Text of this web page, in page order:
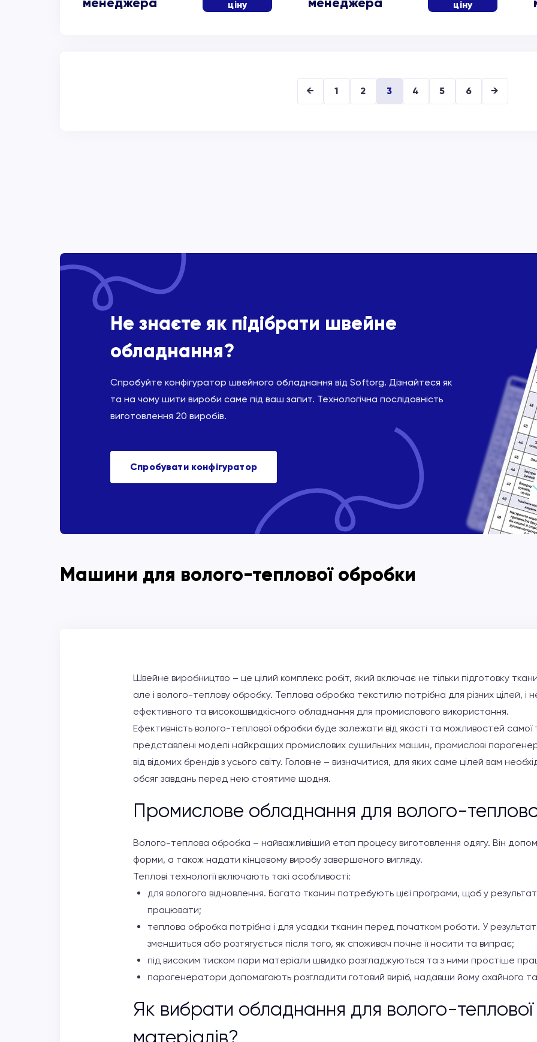
ціну
ціну
← 1 2 3 4 5 6 →
Не знаєте як підібрати швейне
обладнання?
Спробуйте конфігуратор швейного обладнання від Softorg. Дізнайтеся як
та на чому шити вироби саме під ваш запит. Технологічна послідовність
виготовлення 20 виробів.
Спробувати конфігуратор
Машини для волого-теплової обробки
Швейне виробництво – це цілий комплекс робіт, який включає не тільки підготовку
але і волого-теплову обробку. Теплова обробка текстилю потрібна для різних цілей, і
ефективного та високошвидкісного обладнання для промислового використання.
Ефективність волого-теплової обробки буде залежати від якості та можливостей самої
представлені моделі найкращих промислових сушильних машин, промислові
від відомих брендів з усього світу. Головне – визначитися, для яких саме цілей вам
обсяг завдань перед нею стоятиме щодня.
Промислове обладнання для волого-
Волого-теплова обробка – найважливіший етап процесу виготовлення одягу. Він
форми, а також надати кінцевому виробу завершеного вигляду.
Теплові технології включають такі особливості:
для вологого відновлення. Багато тканин потребують цієї програми, щоб у
працювати;
теплова обробка потрібна і для усадки тканин перед початком роботи. У
зменшиться або розтягується після того, як споживач почне її носити та випрає;
під високим тиском пари матеріали швидко розгладжуються та з ними простіше
парогенератори допомагають розгладити готовий виріб, надавши йому охайного
Як вибрати обладнання для волого-
матеріалів?